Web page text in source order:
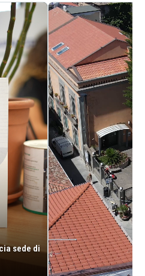
sede di